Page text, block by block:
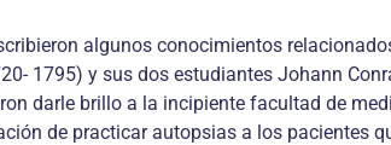
algunos conocimientos
1795) y sus dos estudiantes Johann
darle brillo a la incipiente facultad de
de practicar autopsias a los pacientes